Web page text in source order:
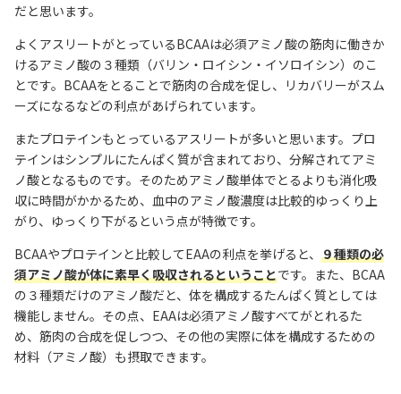
だと思います。
よくアスリートがとっているBCAAは必須アミノ酸の筋肉に働きか
けるアミノ酸の３種類（バリン・ロイシン・イソロイシン）のこ
とです。BCAAをとることで筋肉の合成を促し、リカバリーがスム
ーズになるなどの利点があげられています。
またプロテインもとっているアスリートが多いと思います。プロ
テインはシンプルにたんぱく質が含まれており、分解されてアミ
ノ酸となるものです。そのためアミノ酸単体でとるよりも消化吸
収に時間がかかるため、血中のアミノ酸濃度は比較的ゆっくり上
がり、ゆっくり下がるという点が特徴です。
BCAAやプロテインと比較してEAAの利点を挙げると、 ９種類の必
須アミノ酸が体に素早く吸収されるということです。また、BCAA
の３種類だけのアミノ酸だと、体を構成するたんぱく質としては
機能しません。その点、EAAは必須アミノ酸すべてがとれるた
め、筋肉の合成を促しつつ、その他の実際に体を構成するための
材料（アミノ酸）も摂取できます。